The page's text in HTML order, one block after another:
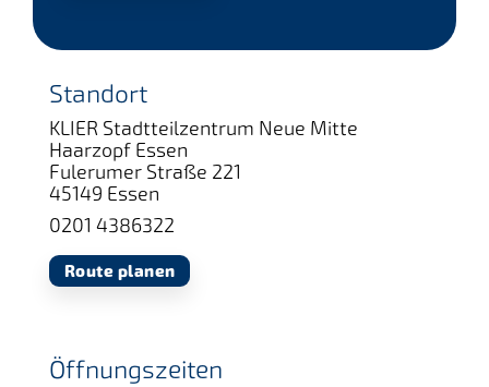
Standort
KLIER Stadtteilzentrum Neue Mitte
Haarzopf Essen
Fulerumer Straße 221
45149 Essen
0201 4386322
Route planen
Öffnungszeiten